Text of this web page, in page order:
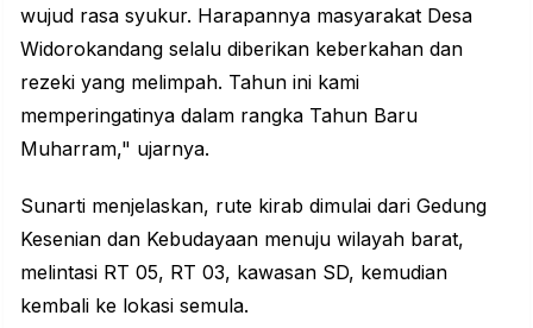
wujud rasa syukur. Harapannya masyarakat Desa
Widorokandang selalu diberikan keberkahan dan
rezeki yang melimpah. Tahun ini kami
memperingatinya dalam rangka Tahun Baru
Muharram," ujarnya.
Sunarti menjelaskan, rute kirab dimulai dari Gedung
Kesenian dan Kebudayaan menuju wilayah barat,
melintasi RT 05, RT 03, kawasan SD, kemudian
kembali ke lokasi semula.